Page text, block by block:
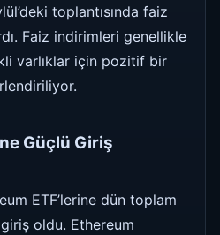
toplantısında faiz
Faiz indirimleri genellikle
varlıklar için pozitif bir
Güçlü Giriş
ETF’lerine dün toplam
oldu. Ethereum